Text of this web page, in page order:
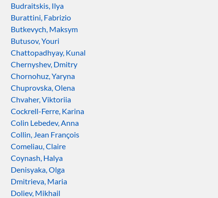
Budraitskis, Ilya
Burattini, Fabrizio
Butkevych, Maksym
Butusov, Youri
Chattopadhyay, Kunal
Chernyshev, Dmitry
Chornohuz, Yaryna
Chuprovska, Olena
Chvaher, Viktoriia
Cockrell-Ferre, Karina
Colin Lebedev, Anna
Collin, Jean François
Comeliau, Claire
Coynash, Halya
Denisyaka, Olga
Dmitrieva, Maria
Doliev, Mikhail